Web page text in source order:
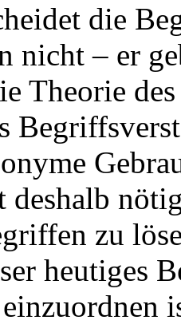
die
nicht – er
Theorie
deshalb
zu
heutiges